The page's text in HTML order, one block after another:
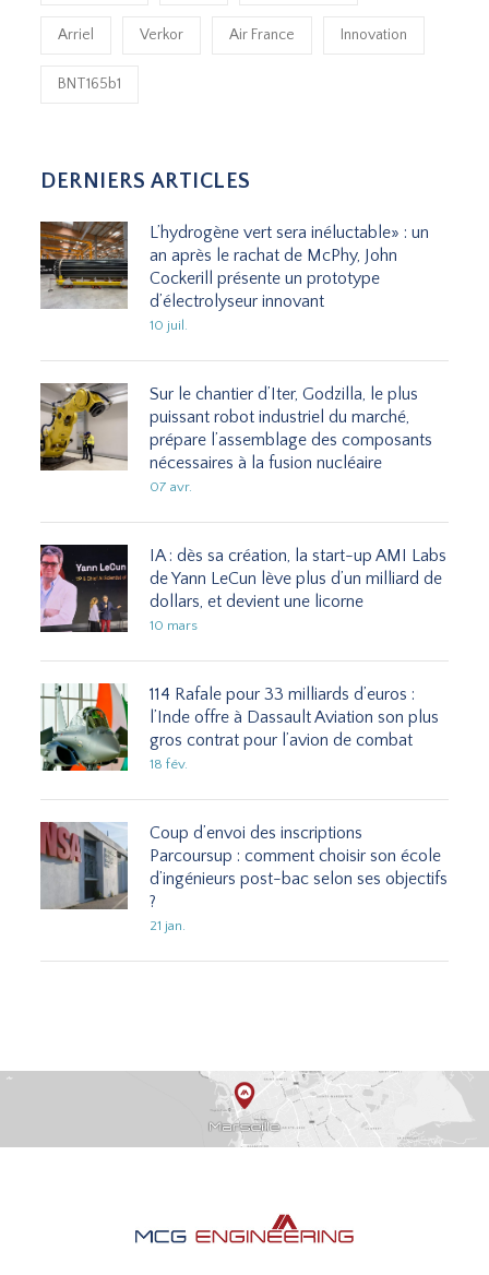
Arriel Verkor Air France Innovation
BNT165b1
DERNIERS ARTICLES
L’hydrogène vert sera inéluctable» : un
an après le rachat de McPhy, John
Cockerill présente un prototype
d’électrolyseur innovant
10 juil.
Sur le chantier d’Iter, Godzilla, le plus
puissant robot industriel du marché,
prépare l’assemblage des composants
nécessaires à la fusion nucléaire
07 avr.
IA : dès sa création, la start-up AMI Labs
de Yann LeCun lève plus d’un milliard de
dollars, et devient une licorne
10 mars
114 Rafale pour 33 milliards d’euros :
l’Inde offre à Dassault Aviation son plus
gros contrat pour l’avion de combat
18 fév.
Coup d’envoi des inscriptions
Parcoursup : comment choisir son école
d’ingénieurs post-bac selon ses objectifs
?
21 jan.